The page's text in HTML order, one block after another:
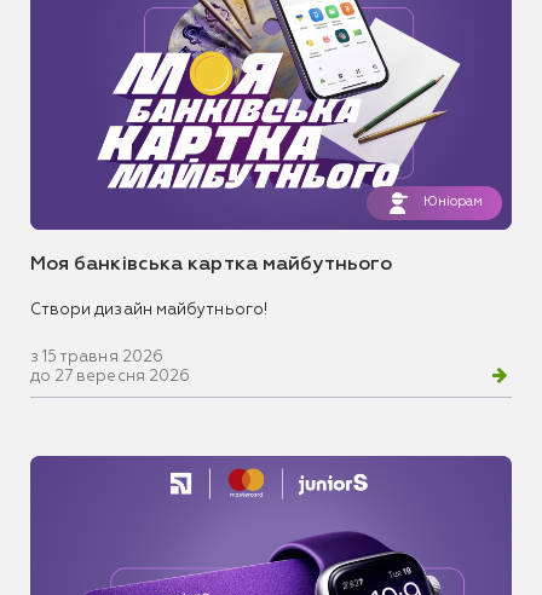
Юніорам
Моя банківська картка майбутнього
Створи дизайн майбутнього!
з 15 травня 2026
до 27 вересня 2026